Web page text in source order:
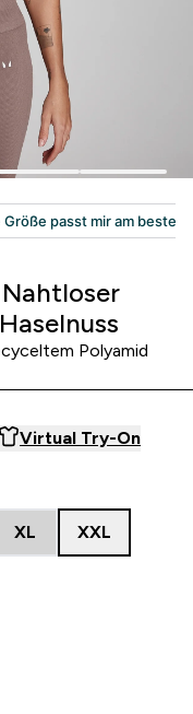
Polyamid
Virtual Try-On
XL XXL